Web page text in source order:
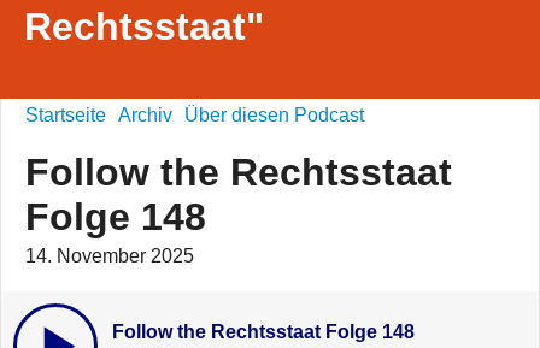
Rechtsstaat"
Startseite Archiv Über diesen Podcast
Follow the Rechtsstaat
Folge 148
14. November 2025
Follow the Rechtsstaat Folge 148